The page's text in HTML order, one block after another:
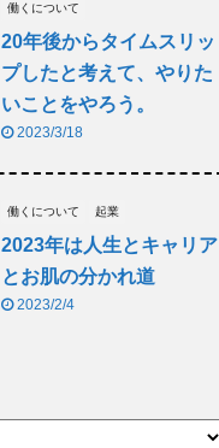
働くについて
20年後からタイムスリッ
プしたと考えて、やりた
いことをやろう。
2023/3/18
働くについて 起業
2023年は人生とキャリア
とお肌の分かれ道
2023/2/4